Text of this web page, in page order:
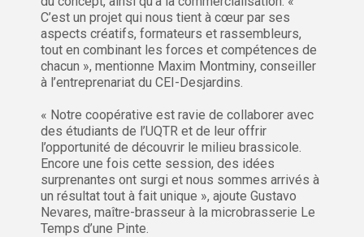
C’est un projet qui nous tient à cœur par ses
aspects créatifs, formateurs et rassembleurs,
tout en combinant les forces et compétences de
chacun », mentionne Maxim Montminy, conseiller
à l’entreprenariat du CEI-Desjardins.
« Notre coopérative est ravie de collaborer avec
des étudiants de l’UQTR et de leur offrir
l’opportunité de découvrir le milieu brassicole.
Encore une fois cette session, des idées
surprenantes ont surgi et nous sommes arrivés à
un résultat tout à fait unique », ajoute Gustavo
Nevares, maître-brasseur à la microbrasserie Le
Temps d’une Pinte.